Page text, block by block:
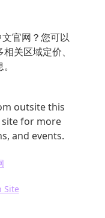
官网？您可以
关区域定价、
outsite this
site for more
and events.
Site
。
打印机、打印范
次打印多个PDF
提高工作效